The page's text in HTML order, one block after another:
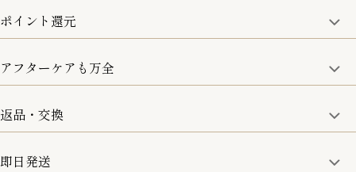
ポイント還元
商品金額の10%をポイント還元いたします。
アフターケアも万全
取り扱い商品はすべて正規品となります。
修理などのご相談に関しましては、責任を持って対応させてい
ただきます。
返品・交換
8日以内なら、返品・交換も可能です。
即日発送